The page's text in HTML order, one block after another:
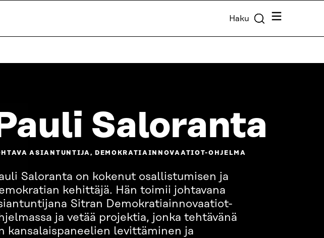
Haku Valikko
Saloranta
ASIANTUNTIJA, DEMOKRATIAINNOVAATIOT-OHJELMA
Saloranta on kokenut osallistumisen ja
kehittäjä. Hän toimii johtavana
Sitran Demokratiainnovaatiot-
ja vetää projektia, jonka tehtävänä
kansalaispaneelien levittäminen ja